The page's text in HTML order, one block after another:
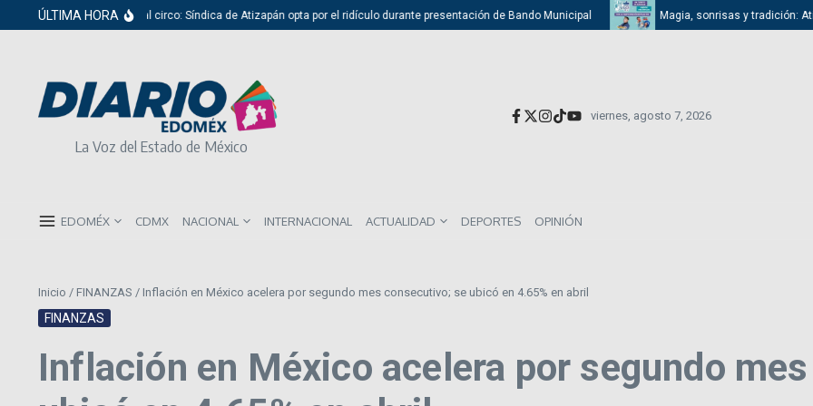
Saltar al contenido
ÚLTIMA HORA
Del cabildo al circo: Síndica de Atizapán opta por el ridículo durante presentación de Bando Municipal Magia, sonrisas y tradición:
La Voz del Estado de México
viernes, agosto 7, 2026
EDOMÉX CDMX NACIONAL INTERNACIONAL ACTUALIDAD DEPORTES OPINIÓN
Inicio / FINANZAS / Inflación en México acelera por segundo mes consecutivo; se ubicó en 4.65% en abril
FINANZAS
Inflación en México acelera por segundo